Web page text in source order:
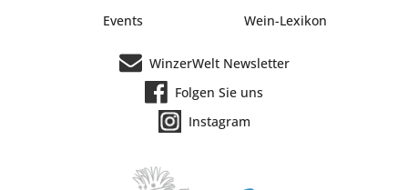
Events Wein-Lexikon
WinzerWelt Newsletter
Folgen Sie uns
Instagram